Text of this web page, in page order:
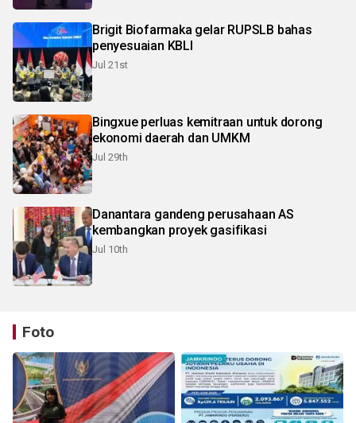
Brigit Biofarmaka gelar RUPSLB bahas
penyesuaian KBLI
Jul 21st
Bingxue perluas kemitraan untuk dorong
ekonomi daerah dan UMKM
Jul 29th
Danantara gandeng perusahaan AS
kembangkan proyek gasifikasi
Jul 10th
Foto